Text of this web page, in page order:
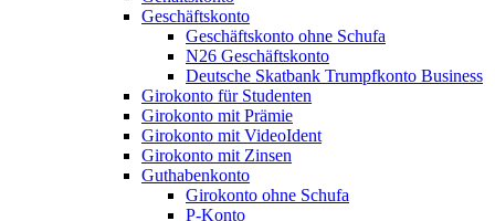
Geschäftskonto
Geschäftskonto ohne Schufa
N26 Geschäftskonto
Deutsche Skatbank Trumpfkonto Business
Girokonto für Studenten
Girokonto mit Prämie
Girokonto mit VideoIdent
Girokonto mit Zinsen
Guthabenkonto
Girokonto ohne Schufa
P-Konto